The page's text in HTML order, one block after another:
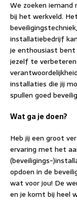
We zoeken
bij het werkveld.
installatiebedrijf
je enthousiast bent
jezelf te
installaties die jij
spullen goed
Wat ga je doen?
Heb jij een groot
ervaring met het
(beveiligings-
opdoen in de
wat voor jou! De
en je komt bij heel